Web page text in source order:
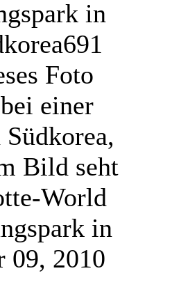
in
691
Foto
einer
Bild seht
World
in
09, 2010